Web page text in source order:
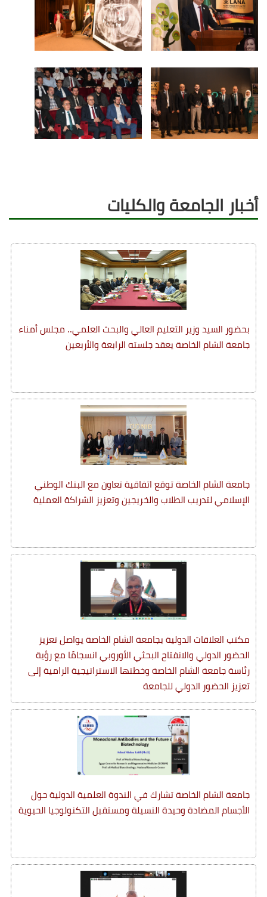
أخبار الجامعة والكليات
بحضور السيد وزير التعليم العالي والبحث العلمي.. مجلس أمناء
جامعة الشام الخاصة يعقد جلسته الرابعة والأربعين
جامعة الشام الخاصة توقع اتفاقية تعاون مع البنك الوطني
الإسلامي لتدريب الطلاب والخريجين وتعزيز الشراكة العملية
مكتب العلاقات الدولية بجامعة الشام الخاصة يواصل تعزيز
الحضور الدولي والانفتاح البحثي الأوروبي انسجامًا مع رؤية
رئاسة جامعة الشام الخاصة وخطتها الاستراتيجية الرامية إلى
تعزيز الحضور الدولي للجامعة
جامعة الشام الخاصة تشارك في الندوة العلمية الدولية حول
الأجسام المضادة وحيدة النسيلة ومستقبل التكنولوجيا الحيوية